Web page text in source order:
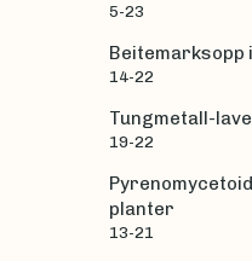
5-23
Beitemarksopp
14-22
Tungmetall-
19-22
planter
13-21